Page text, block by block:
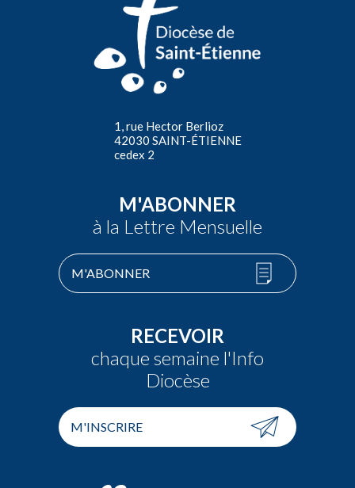
1, rue Hector Berlioz
42030 SAINT-ÉTIENNE
cedex 2
M'ABONNER
à la Lettre Mensuelle
M'ABONNER
RECEVOIR
chaque semaine l'Info
Diocèse
M'INSCRIRE